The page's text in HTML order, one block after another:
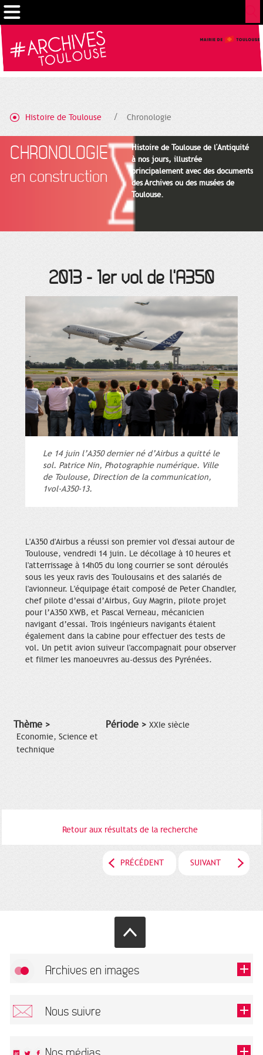
Histoire de Toulouse Chronologie
CHRONOLOGIE
en construction
Histoire de Toulouse de l'Antiquité
à nos jours, illustrée
principalement avec des documents
des Archives ou des musées de
Toulouse.
2013 - 1er vol de l'A350
Le 14 juin l’A350 dernier né d’Airbus a quitté le
sol. Patrice Nin, Photographie numérique. Ville
de Toulouse, Direction de la communication,
1vol-A350-13.
L'A350 d'Airbus a réussi son premier vol d'essai autour de
Toulouse, vendredi 14 juin. Le décollage à 10 heures et
l'atterrissage à 14h05 du long courrier se sont déroulés
sous les yeux ravis des Toulousains et des salariés de
l'avionneur. L'équipage était composé de Peter Chandler,
chef pilote d’essai d’Airbus, Guy Magrin, pilote projet
pour l’A350 XWB, et Pascal Verneau, mécanicien
navigant d’essai. Trois ingénieurs navigants étaient
également dans la cabine pour effectuer des tests de
vol. Un petit avion suiveur l'accompagnait pour observer
et filmer les manoeuvres au-dessus des Pyrénées.
Thème >
Economie, Science et
technique
Période > XXIe siècle
Retour aux résultats de la recherche
PRÉCÉDENT SUIVANT
Archives en images
Nous suivre
Gestion de vos préférences sur les cookies